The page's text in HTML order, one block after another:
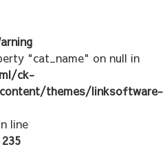
"cat_name" on null in
ck-
themes/linksoftware-
line
235